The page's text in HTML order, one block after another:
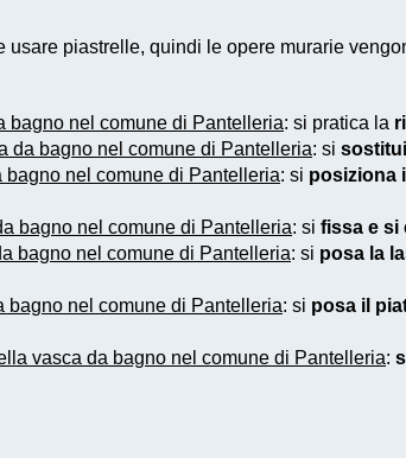
usare piastrelle, quindi le opere murarie
bagno nel comune di Pantelleria: si pratica la
da bagno nel comune di Pantelleria: si
nel comune di Pantelleria: si posiziona
bagno nel comune di Pantelleria: si fissa e si
bagno nel comune di Pantelleria: si posa la
bagno nel comune di Pantelleria: si posa il
vasca da bagno nel comune di Pantelleria: